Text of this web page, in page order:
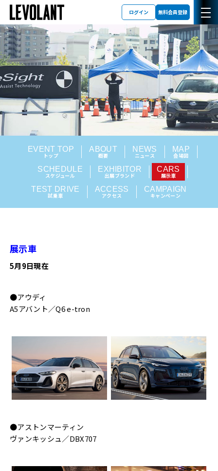
ログイン 無料会員登録
EVENT TOP
トップ
ABOUT
概要
NEWS
ニュース
MAP
会場図
SCHEDULE
スケジュール
EXHIBITOR
出展ブランド
CARS
展示車
TEST DRIVE
試乗車
ACCESS
アクセス
CAMPAIGN
キャンペーン
展示車
5月9日現在
●アウディ
A5アバント／Q6 e-tron
●アストンマーティン
ヴァンキッシュ／DBX707